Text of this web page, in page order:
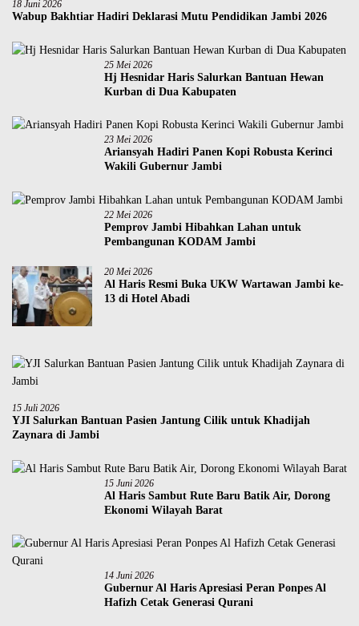
18 Juni 2026
Wabup Bakhtiar Hadiri Deklarasi Mutu Pendidikan Jambi 2026
25 Mei 2026
Hj Hesnidar Haris Salurkan Bantuan Hewan
Kurban di Dua Kabupaten
23 Mei 2026
Ariansyah Hadiri Panen Kopi Robusta Kerinci
Wakili Gubernur Jambi
22 Mei 2026
Pemprov Jambi Hibahkan Lahan untuk
Pembangunan KODAM Jambi
20 Mei 2026
Al Haris Resmi Buka UKW Wartawan Jambi ke-
13 di Hotel Abadi
15 Juli 2026
YJI Salurkan Bantuan Pasien Jantung Cilik untuk Khadijah
Zaynara di Jambi
15 Juni 2026
Al Haris Sambut Rute Baru Batik Air, Dorong
Ekonomi Wilayah Barat
14 Juni 2026
Gubernur Al Haris Apresiasi Peran Ponpes Al
Hafizh Cetak Generasi Qurani